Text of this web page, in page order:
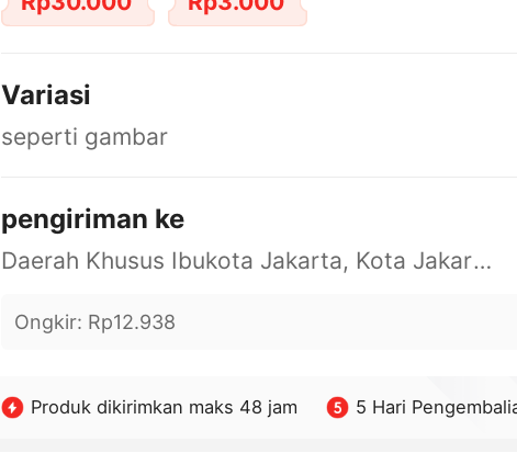
Variasi
seperti gambar
pengiriman ke
Daerah Khusus Ibukota Jakarta, Kota Jakarta Barat, Cengkareng, yy
Ongkir: Rp12.938
Produk dikirimkan maks 48 jam 5 Hari